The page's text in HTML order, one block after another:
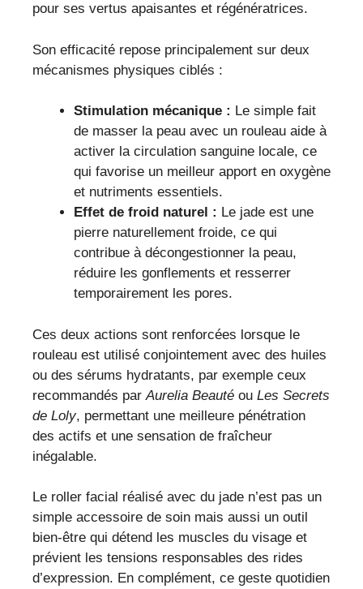
pour ses vertus apaisantes et régénératrices.
Son efficacité repose principalement sur deux
mécanismes physiques ciblés :
Stimulation mécanique : Le simple fait
de masser la peau avec un rouleau aide à
activer la circulation sanguine locale, ce
qui favorise un meilleur apport en oxygène
et nutriments essentiels.
Effet de froid naturel : Le jade est une
pierre naturellement froide, ce qui
contribue à décongestionner la peau,
réduire les gonflements et resserrer
temporairement les pores.
Ces deux actions sont renforcées lorsque le
rouleau est utilisé conjointement avec des huiles
ou des sérums hydratants, par exemple ceux
recommandés parAurelia Beauté ou Les Secrets
de Loly, permettant une meilleure pénétration
des actifs et une sensation de fraîcheur
inégalable.
Le roller facial réalisé avec du jade n’est pas un
simple accessoire de soin mais aussi un outil
bien-être qui détend les muscles du visage et
prévient les tensions responsables des rides
d’expression. En complément, ce geste quotidien